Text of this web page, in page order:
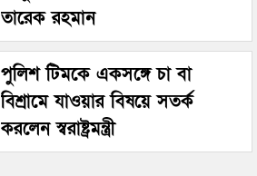
তারেক রহমান
পুলিশ টিমকে একসঙ্গে চা বা
বিশ্রামে যাওয়ার বিষয়ে সতর্ক
করলেন স্বরাষ্ট্রমন্ত্রী